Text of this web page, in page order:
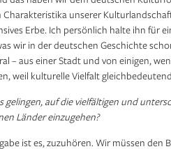
unserer
Erbe. Ich persönlich halte ihn für
wir in der deutschen Geschichte
– aus einer Stadt und von einigen,
weil kulturelle Vielfalt
gelingen, auf die vielfältigen und
Länder einzugehen?
ist es, zuzuhören. Wir müssen den